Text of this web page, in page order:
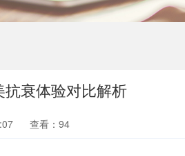
衰体验对比解析
查看：94